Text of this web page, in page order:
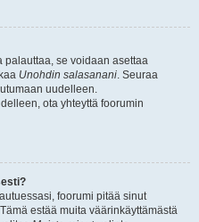
palauttaa, se voidaan asettaa
Unohdin salasanani. Seuraa
uudelleen.
ota yhteyttä foorumin
foorumi pitää sinut
estää muita väärinkäyttämästä